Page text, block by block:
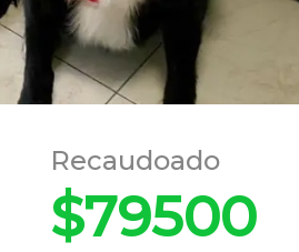
Recaudoado
$79500